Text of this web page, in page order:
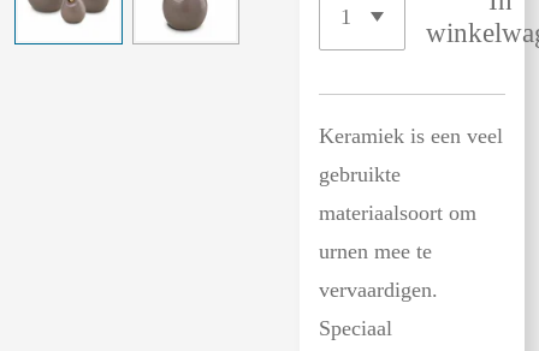
Keramiek is een veel
gebruikte
materiaalsoort om
urnen mee te
vervaardigen.
Speciaal